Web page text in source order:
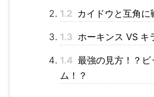
1.2 カイドウと互角に
1.3 ホーキンス VS キ
1.4 最強の見方！？ビ
ム！？